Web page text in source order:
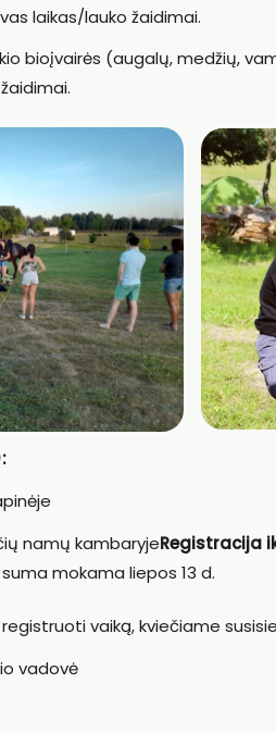
laikas/lauko žaidimai.
bioįvairės (augalų, medžių,
namų kambaryjeRegistracija
suma mokama liepos 13 d.
vaiką, kviečiame
vadovė